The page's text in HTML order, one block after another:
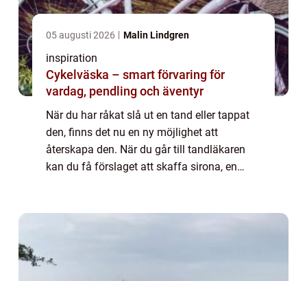
05 augusti 2026 Malin Lindgren
inspiration
Cykelväska – smart förvaring för
vardag, pendling och äventyr
När du har råkat slå ut en tand eller tappat
den, finns det nu en ny möjlighet att
återskapa den. När du går till tandläkaren
kan du få förslaget att skaffa sirona, en